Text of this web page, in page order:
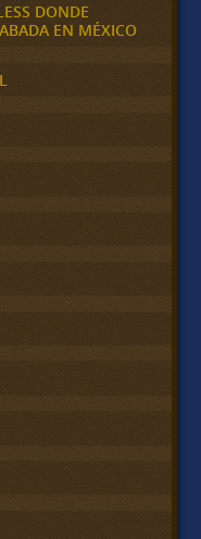
DONDE
EN MÉXICO